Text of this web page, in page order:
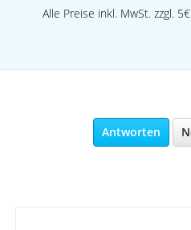
Alle Preise inkl. MwSt. zzgl.
Antworten